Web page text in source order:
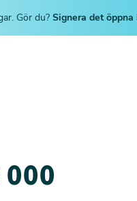
Gör du? Signera det
000